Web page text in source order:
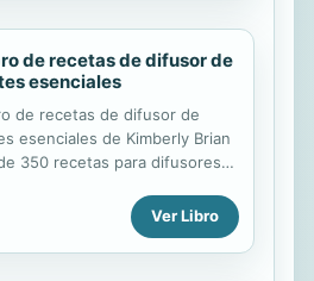
o aliviados cuando las
Para sorpresa de
nuestro cuerpo tiene la
de producir cannabinoides
por la presencia del
endocannabinoide. Cuando
se
al interior de la mujer,
varias patologías como el
menstrual doloroso, el
de recetas de difusor de
esenciales
de recetas de difusor de
esenciales de Kimberly Brian
350 recetas para difusores
estado de ánimo, cuerpo
Difusores de aceites
El libro de recetas de
Ver Libro